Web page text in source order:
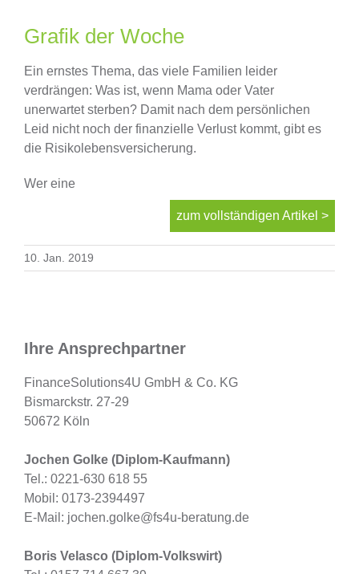
Altersvorsorge
Absicherungen
Onlinevergleich
Grafik der Woche
Ein ernstes Thema, das viele Familien leider
verdrängen: Was ist, wenn Mama oder Vater
unerwartet sterben? Damit nach dem persönlichen
Leid nicht noch der finanzielle Verlust kommt, gibt es
die Risikolebensversicherung.
Wer eine
zum vollständigen Artikel >
10. Jan. 2019
Ihre Ansprechpartner
FinanceSolutions4U GmbH & Co. KG
Bismarckstr. 27-29
50672 Köln
Jochen Golke (Diplom-Kaufmann)
Tel.: 0221-630 618 55
Mobil: 0173-2394497
E-Mail: jochen.golke@fs4u-beratung.de
Boris Velasco (Diplom-Volkswirt)